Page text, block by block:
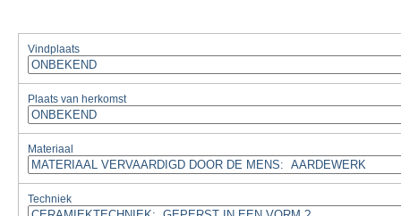
Vindplaats
Plaats van herkomst
Materiaal
Techniek